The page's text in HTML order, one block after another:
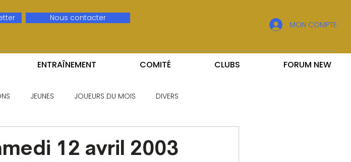
Nous contacter
MON COMPTE
ENTRAÎNEMENT COMITÉ CLUBS FORUM NEW
JEUNES JOUEURS DU MOIS DIVERS
12 avril 2003